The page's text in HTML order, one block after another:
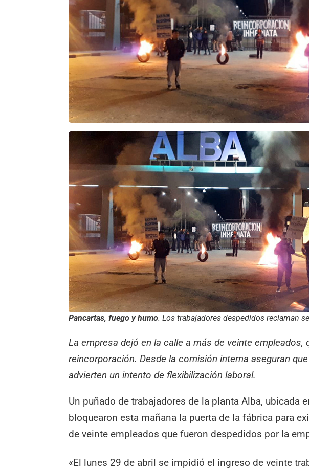
Pancartas, fuego y humo. Los trabajadores despedidos reclaman
La empresa dejó en la calle a más de veinte empleados,
reincorporación. Desde la comisión interna aseguran
advierten un intento de flexibilización laboral.
Un puñado de trabajadores de la planta Alba, ubicada
bloquearon esta mañana la puerta de la fábrica para
de veinte empleados que fueron despedidos por la
«El lunes 29 de abril se impidió el ingreso de veinte